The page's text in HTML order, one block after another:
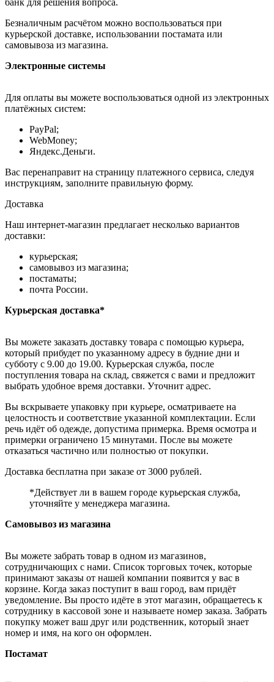
банк для решения вопроса.
Безналичным расчётом можно воспользоваться при
курьерской доставке, использовании постамата или
самовывоза из магазина.
Электронные системы
Для оплаты вы можете воспользоваться одной из электронных
платёжных систем:
PayPal;
WebMoney;
Яндекс.Деньги.
Вас перенаправит на страницу платежного сервиса, следуя
инструкциям, заполните правильную форму.
Доставка
Наш интернет-магазин предлагает несколько вариантов
доставки:
курьерская;
самовывоз из магазина;
постаматы;
почта России.
Курьерская доставка*
Вы можете заказать доставку товара с помощью курьера,
который прибудет по указанному адресу в будние дни и
субботу с 9.00 до 19.00. Курьерская служба, после
поступления товара на склад, свяжется с вами и предложит
выбрать удобное время доставки. Уточнит адрес.
Вы вскрываете упаковку при курьере, осматриваете на
целостность и соответствие указанной комплектации. Если
речь идёт об одежде, допустима примерка. Время осмотра и
примерки ограничено 15 минутами. После вы можете
отказаться частично или полностью от покупки.
Доставка бесплатна при заказе от 3000 рублей.
*Действует ли в вашем городе курьерская служба,
уточняйте у менеджера магазина.
Самовывоз из магазина
Вы можете забрать товар в одном из магазинов,
сотрудничающих с нами. Список торговых точек, которые
принимают заказы от нашей компании появится у вас в
корзине. Когда заказ поступит в ваш город, вам придёт
уведомление. Вы просто идёте в этот магазин, обращаетесь к
сотруднику в кассовой зоне и называете номер заказа. Забрать
покупку может ваш друг или родственник, который знает
номер и имя, на кого он оформлен.
Постамат